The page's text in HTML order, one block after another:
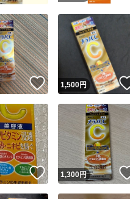
いいね！
1,500円
いいね！
1,300円